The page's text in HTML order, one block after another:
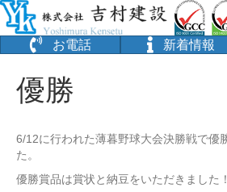
お電話 新着情報
優勝
6/12に行われた薄暮野球大会決勝戦で優
た。
優勝賞品は賞状と納豆をいただきました！